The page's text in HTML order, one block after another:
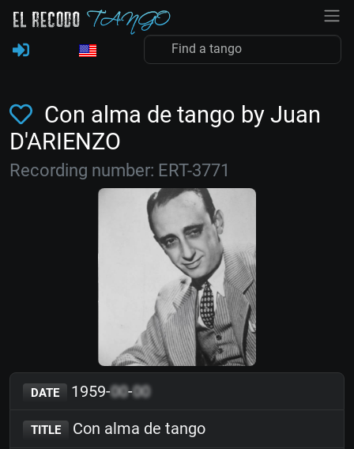
Con alma de tango by Juan
D'ARIENZO
Recording number: ERT-3771
DATE 1959-00-00
TITLE Con alma de tango